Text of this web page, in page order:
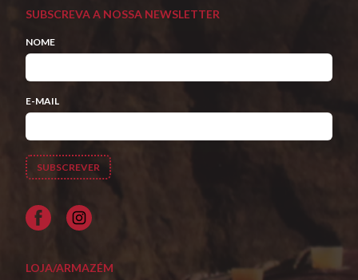
SUBSCREVA A NOSSA NEWSLETTER
NOME
E-MAIL
Facebook
LOJA/ARMAZÉM